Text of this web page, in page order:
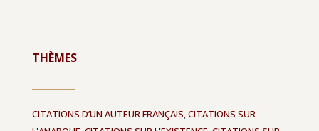
THÈMES
CITATIONS D’UN AUTEUR FRANÇAIS,CITATIONS SUR